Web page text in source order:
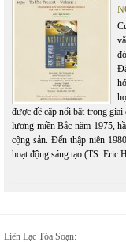
được đề cập nổi bật trong
lượng miền Bắc năm 1975,
cộng sản. Đến thập niên
hoạt động sáng tạo.(TS. Eric
Liên Lạc Tòa Soạn: